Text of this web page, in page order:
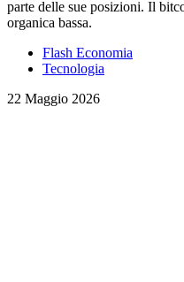
parte delle sue posizioni. Il
organica bassa.
Flash Economia
Tecnologia
22 Maggio 2026